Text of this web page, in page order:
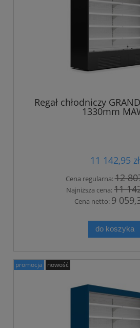
Regał chłodniczy
1330mm
11 142,95 zł
Cena regularna:12
Najniższa cena:11
Cena netto: 9
do koszyka
promocja nowość